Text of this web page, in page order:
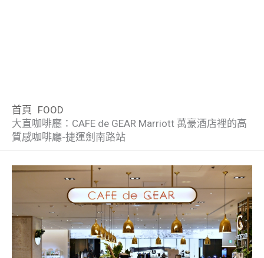
首頁 FOOD
大直咖啡廳：CAFE de GEAR Marriott 萬豪酒店裡的高
質感咖啡廳-捷運劍南路站